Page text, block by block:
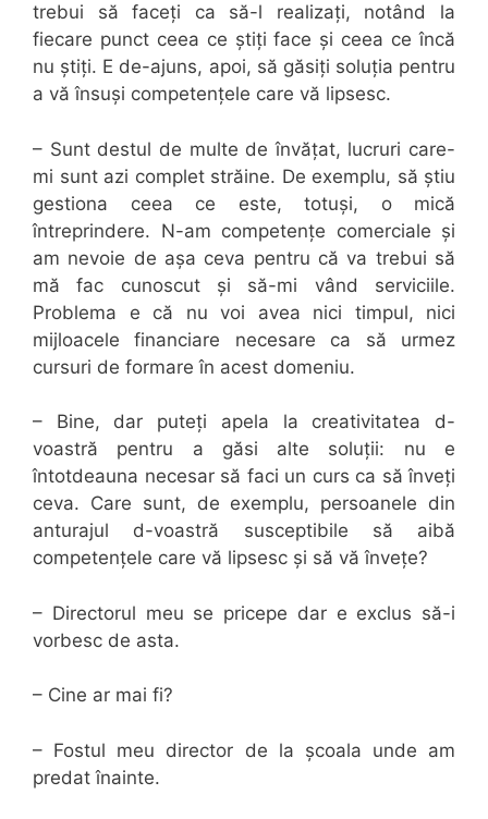
trebui să faceți ca să-l realizați, notând la
fiecare punct ceea ce știți face și ceea ce încă
nu știți. E de-ajuns, apoi, să găsiți soluția pentru
a vă însuși competențele care vă lipsesc.
– Sunt destul de multe de învățat, lucruri care-
mi sunt azi complet străine. De exemplu, să știu
gestiona ceea ce este, totuși, o mică
întreprindere. N-am competențe comerciale și
am nevoie de așa ceva pentru că va trebui să
mă fac cunoscut și să-mi vând serviciile.
Problema e că nu voi avea nici timpul, nici
mijloacele financiare necesare ca să urmez
cursuri de formare în acest domeniu.
– Bine, dar puteți apela la creativitatea d-
voastră pentru a găsi alte soluții: nu e
întotdeauna necesar să faci un curs ca să înveți
ceva. Care sunt, de exemplu, persoanele din
anturajul d-voastră susceptibile să aibă
competențele care vă lipsesc și să vă învețe?
– Directorul meu se pricepe dar e exclus să-i
vorbesc de asta.
– Cine ar mai fi?
– Fostul meu director de la școala unde am
predat înainte.